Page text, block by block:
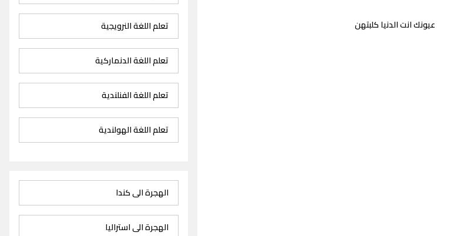
عيونك انت الدنيا كلبتهن تعلم اللغة النرويجية
تعلم اللغة الدنماركية
تعلم اللغة الفنلندية
تعلم اللغة الهولندية
الهجرة الى كندا
الهجرة الى استراليا